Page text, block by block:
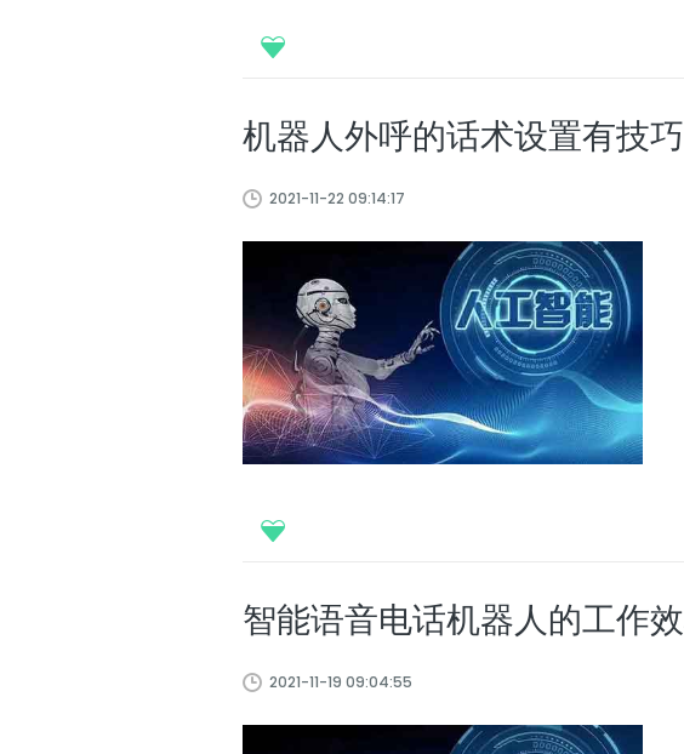
机器人外呼的话术设置有技巧
2021-11-22 09:14:17
智能语音电话机器人的工作
2021-11-19 09:04:55